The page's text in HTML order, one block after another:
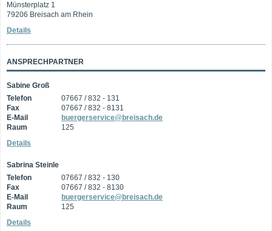
Münsterplatz 1
79206 Breisach am Rhein
Details
ANSPRECHPARTNER
Sabine Groß
Telefon
07667 / 832 - 131
Fax
07667 / 832 - 8131
E-Mail
buergerservice@breisach.de
Raum
125
Details
Sabrina Steinle
Telefon
07667 / 832 - 130
Fax
07667 / 832 - 8130
E-Mail
buergerservice@breisach.de
Raum
125
Details